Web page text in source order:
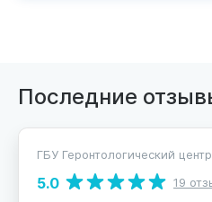
Последние
ГБУ Геронтологический
5.0 19